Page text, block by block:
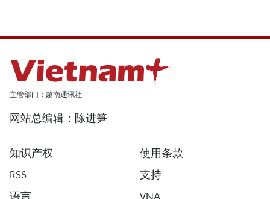
主管部门：越南通讯社
网站总编辑：陈进笋
知识产权
使用条款
RSS
支持